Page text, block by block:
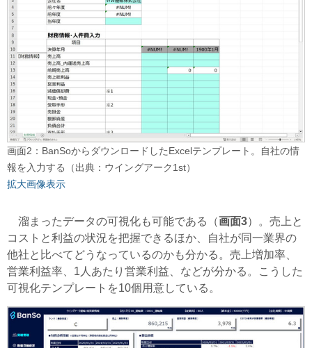
画面2：BanSoからダウンロードしたExcelテンプレート。自社の情
報を入力する（出典：ウイングアーク1st）
拡大画像表示
溜まったデータの可視化も可能である（画面3）。売上と
コストと利益の状況を把握できるほか、自社が同一業界の
他社と比べてどうなっているのかも分かる。売上増加率、
営業利益率、1人あたり営業利益、などが分かる。こうした
可視化テンプレートを10個用意している。